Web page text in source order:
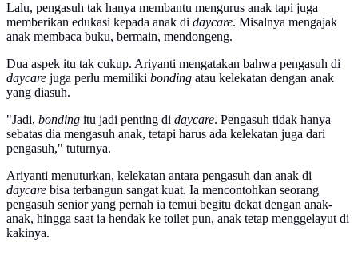
Lalu, pengasuh tak hanya membantu mengurus anak tapi juga
memberikan edukasi kepada anak di daycare. Misalnya mengajak
anak membaca buku, bermain, mendongeng.
Dua aspek itu tak cukup. Ariyanti mengatakan bahwa pengasuh di
daycare juga perlu memiliki bonding atau kelekatan dengan anak
yang diasuh.
"Jadi, bonding itu jadi penting di daycare. Pengasuh tidak hanya
sebatas dia mengasuh anak, tetapi harus ada kelekatan juga dari
pengasuh," tuturnya.
Ariyanti menuturkan, kelekatan antara pengasuh dan anak di
daycare bisa terbangun sangat kuat. Ia mencontohkan seorang
pengasuh senior yang pernah ia temui begitu dekat dengan anak-
anak, hingga saat ia hendak ke toilet pun, anak tetap menggelayut di
kakinya.